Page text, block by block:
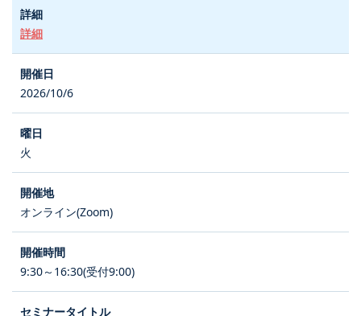
詳細
2026/10/6
火
オンライン(Zoom)
9:30～16:30(受付9:00)